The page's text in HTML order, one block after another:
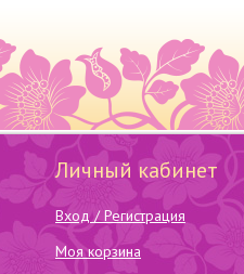
Личный кабинет
Вход / Регистрация
Моя корзина